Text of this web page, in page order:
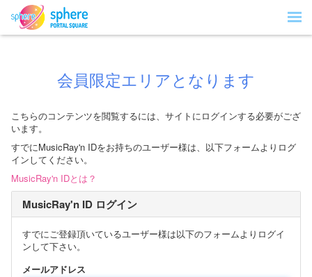
会員限定エリアとなります
こちらのコンテンツを閲覧するには、サイトにログインする必要がござ
います。
すでにMusicRay'n IDをお持ちのユーザー様は、以下フォームよりログ
インしてください。
MusicRay'n IDとは？
MusicRay'n ID ログイン
すでにご登録頂いているユーザー様は以下のフォームよりログイ
ンして下さい。
メールアドレス